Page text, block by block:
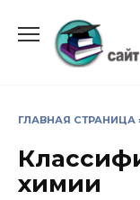
содержанию
ГЛАВНАЯ СТРАНИЦА
химии